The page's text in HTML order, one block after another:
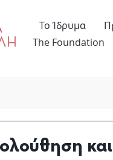
The Foundation
Το Ίδρυμα